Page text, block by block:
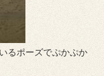
るポーズでぷかぷか